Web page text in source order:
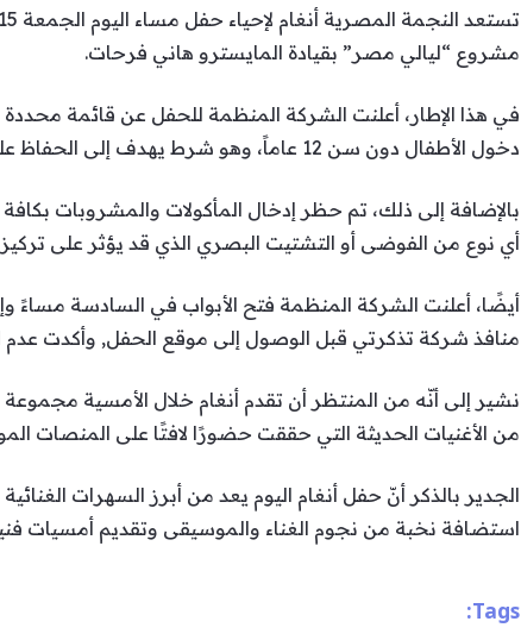
مشروع “ليالي مصر” بقيادة المايسترو هاني فرحات.
في هذا الإطار، أعلنت الشركة المنظمة للحفل عن قائمة
دخول الأطفال دون سن 12 عاماً، وهو شرط يهدف إلى الحفاظ على أجواء تتناسب مع الطابع الرومانسي والكلاسيكي لأغاني أنغام.
بالإضافة إلى ذلك، تم حظر إدخال المأكولات والمشروبات بكافة
أي نوع من الفوضى أو التشتيت البصري الذي قد يؤثر على تركيز
أيضًا، أعلنت الشركة المنظمة فتح الأبواب في السادسة مساءً
منافذ شركة تذكرتي قبل الوصول إلى موقع الحفل, وأكدت عدم
نشير إلى أنّه من المنتظر أن تقدم أنغام خلال الأمسية
من الأغنيات الحديثة التي حققت حضورًا لافتًا على المنصات
الجدير بالذكر أنّ حفل أنغام اليوم يعد من أبرز السهرات
استضافة نخبة من نجوم الغناء والموسيقى وتقديم
Tags: